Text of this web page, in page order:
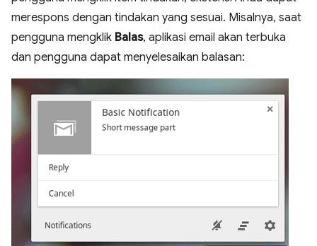
merespons dengan tindakan yang sesuai. Misalnya, saat
pengguna mengklik Balas, aplikasi email akan terbuka
dan pengguna dapat menyelesaikan balasan: